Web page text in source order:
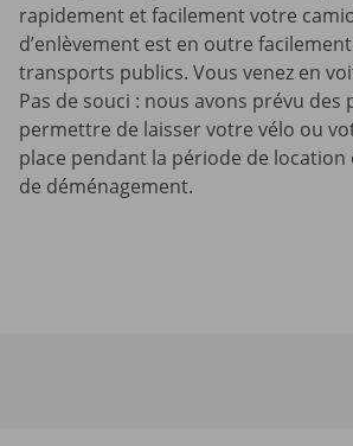
rapidement et facilement votre
d’enlèvement est en outre
transports publics. Vous venez en
Pas de souci : nous avons prévu des
permettre de laisser votre vélo ou
place pendant la période de
de déménagement.